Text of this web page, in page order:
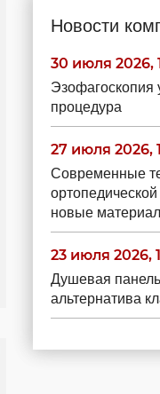
Новости
30 июля 2026,
Эзофагоскопия
процедура
27 июля 2026,
Современные
новые
23 июля 2026,
Душевая
альтернатива